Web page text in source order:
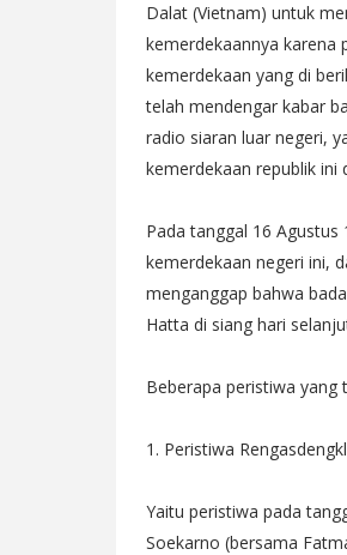
Dalat (Vietnam) untuk
kemerdekaannya karena
kemerdekaan yang di
telah mendengar kabar
radio siaran luar negeri,
kemerdekaan republik ini
Pada tanggal 16
kemerdekaan negeri ini,
menganggap bahwa
Hatta di siang hari
Beberapa peristiwa yang
1. Peristiwa
Yaitu peristiwa pada
Soekarno (bersama